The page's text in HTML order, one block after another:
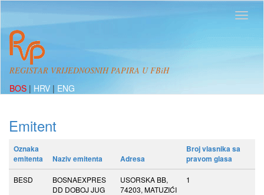
REGISTAR VRIJEDNOSNIH PAPIRA U FBiH
BOS | HRV | ENG
Emitent
Oznaka
emitenta
Naziv emitenta Adresa
Broj vlasnika sa
pravom glasa
BESD
BOSNAEXPRES
DD DOBOJ JUG
USORSKA BB,
74203, MATUZIĆI
1